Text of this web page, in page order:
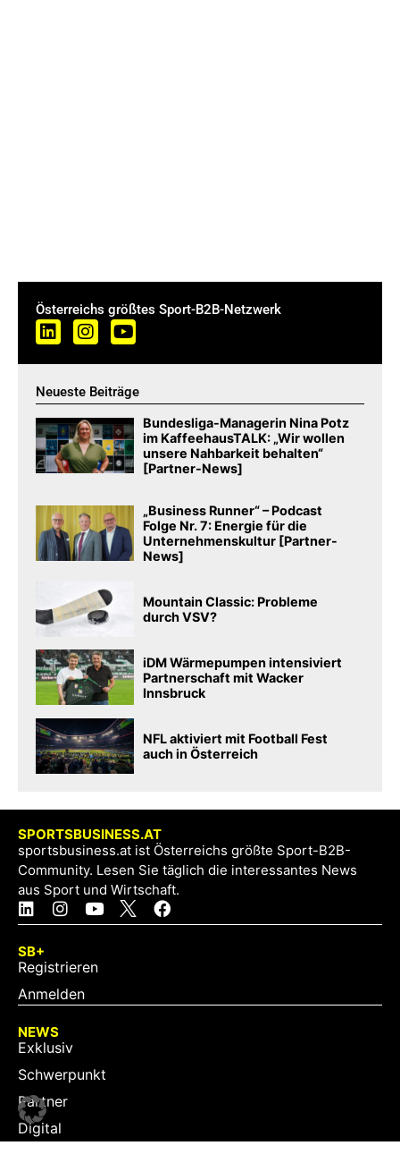
Österreichs größtes Sport-B2B-Netzwerk
Neueste Beiträge
Bundesliga-Managerin Nina Potz
im KaffeehausTALK: „Wir wollen
unsere Nahbarkeit behalten“
[Partner-News]
„Business Runner“ – Podcast
Folge Nr. 7: Energie für die
Unternehmenskultur [Partner-
News]
Mountain Classic: Probleme
durch VSV?
iDM Wärmepumpen intensiviert
Partnerschaft mit Wacker
Innsbruck
NFL aktiviert mit Football Fest
auch in Österreich
SPORTSBUSINESS.AT
sportsbusiness.at ist Österreichs größte Sport-B2B-
Community. Lesen Sie täglich die interessantes News
aus Sport und Wirtschaft.
SB+
Registrieren
Anmelden
NEWS
Exklusiv
Schwerpunkt
Partner
Digital